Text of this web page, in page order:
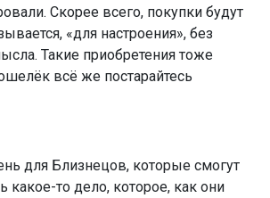
Скорее всего, покупки будут
«для настроения», без
Такие приобретения тоже
всё же постарайтесь
для Близнецов, которые смогут
какое-то дело, которое, как они